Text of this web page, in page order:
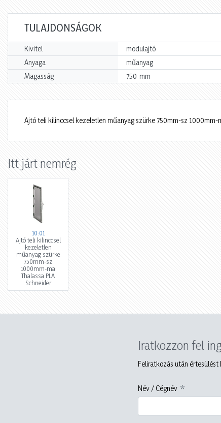
TULAJDONSÁGOK
Kivitel modulajtó
Anyaga
műanyag
Magasság 750 mm
Ajtó teli kilinccsel kezeletlen műanyag szürke 750mm-sz 1000mm-
Itt járt nemrég
10:01
Ajtó teli kilinccsel
kezeletlen
műanyag szürke
750mm-sz
1000mm-ma
Thalassa PLA
Schneider
Iratkozzon fel
Feliratkozás után
Név / Cégnév